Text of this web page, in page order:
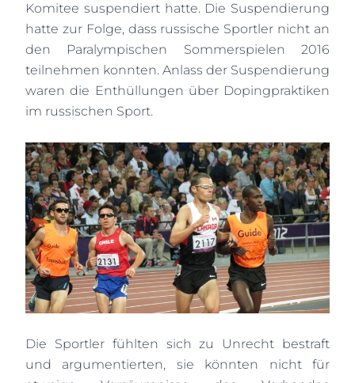
Komitee suspendiert hatte. Die Suspendierung
hatte zur Folge, dass russische Sportler nicht an
den Paralympischen Sommerspielen 2016
teilnehmen konnten. Anlass der Suspendierung
waren die Enthüllungen über Dopingpraktiken
im russischen Sport.
Die Sportler fühlten sich zu Unrecht bestraft
und argumentierten, sie könnten nicht für